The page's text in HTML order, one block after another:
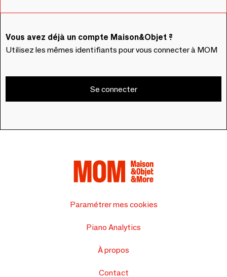
Vous avez déjà un compte Maison&Objet ?
Utilisez les mêmes identifiants pour vous connecter à MOM
Se connecter
Paramétrer mes cookies
Piano Analytics
À propos
Contact